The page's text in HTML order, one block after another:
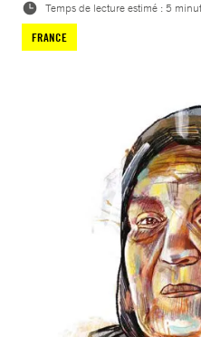
Temps de lecture estimé : 5
FRANCE